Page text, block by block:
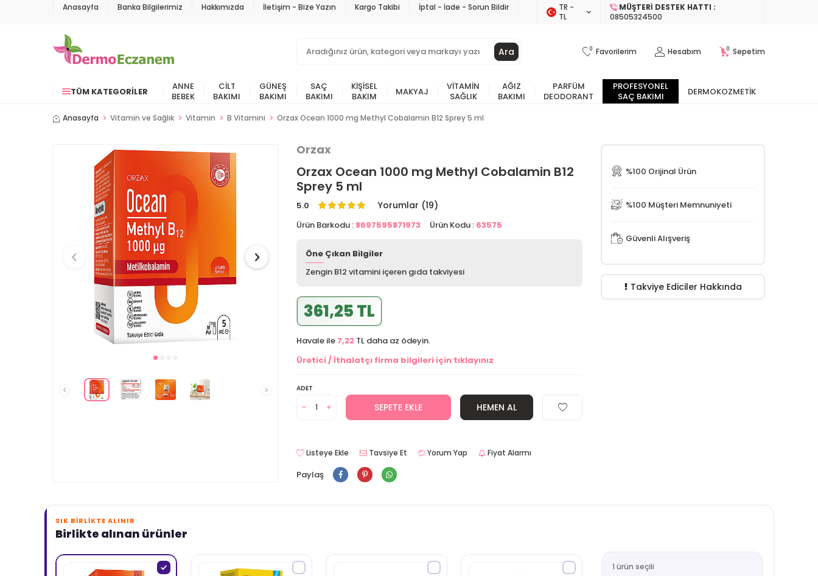
Anasayfa Banka Bilgilerimiz Hakkımızda İletişim - Bize Yazın Kargo Takibi İptal - İade - Sorun Bildir
TR −
TL
MÜŞTERI DESTEK HATTI :
08505324500
Ara 0 Favorilerim Hesabım 0 Sepetim
TÜM KATEGORILER
ANNE
BEBEK
CILT
BAKIMI
GÜNEŞ
BAKIMI
SAÇ
BAKIMI
KIŞISEL
BAKIM
MAKYAJ
VITAMIN
SAĞLIK
AĞIZ
BAKIMI
PARFÜM
DEODORANT
PROFESYONEL
SAÇ BAKIMI
DERMOKOZMETIK
Anasayfa Vitamin ve Sağlık Vitamin B Vitamini Orzax Ocean 1000 mg Methyl Cobalamin B12 Sprey 5 ml
Orzax
Orzax Ocean 1000 mg Methyl Cobalamin B12
Sprey 5 ml
5.0 Yorumlar (19)
Ürün Barkodu : 8697595871973 Ürün Kodu : 63575
Öne Çıkan Bilgiler
Zengin B12 vitamini içeren gıda takviyesi
361,25 TL
Havale ile 7,22 TL daha az ödeyin.
Üretici / İthalatçı firma bilgileri için tıklayınız
ADET
SEPETE EKLE HEMEN AL
Listeye Ekle Tavsiye Et Yorum Yap Fiyat Alarmı
Paylaş
%100 Orijinal Ürün
%100 Müşteri Memnuniyeti
Güvenli Alışveriş
Takviye Ediciler Hakkında
SIK BIRLIKTE ALINIR
Birlikte alınan ürünler
1 ürün seçili